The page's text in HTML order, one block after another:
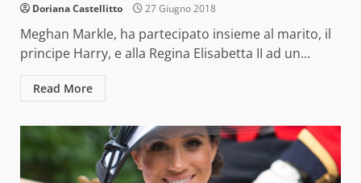
Doriana Castellitto 27 Giugno 2018
Meghan Markle, ha partecipato insieme al marito, il
principe Harry, e alla Regina Elisabetta II ad un...
Read More